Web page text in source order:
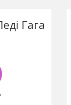
Гага